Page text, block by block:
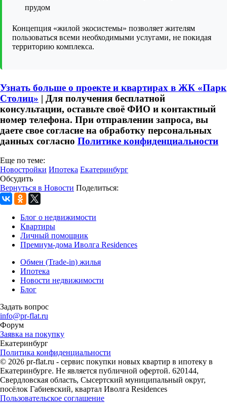
прудом
Концепция «жилой экосистемы» позволяет жителям
пользоваться всеми необходимыми услугами, не покидая
территорию комплекса.
Узнать больше о проекте и квартирах в ЖК «Парк
Столиц» | Для получения бесплатной
консультации, оставьте своё ФИО и контактный
номер телефона. При отправлении запроса, вы
даете свое согласие на обработку персональных
данных согласно Политике конфиденциальности
Еще по теме:
Новостройки Ипотека Екатеринбург
Обсудить
Вернуться в Новости Поделиться:
Блог о недвижимости
Квартиры
Личный помощник
Премиум-дома Иволга Residences
Обмен (Trade-in) жилья
Ипотека
Новости недвижимости
Блог
Задать вопрос
info@pr-flat.ru
Форум
Заявка на покупку
Екатеринбург
Политика конфиденциальности
© 2026 pr-flat.ru - сервис покупки новых квартир в ипотеку в
Екатеринбурге. Не является публичной офертой. 620144,
Свердловская область, Сысертский муниципальный округ,
посёлок Габиевский, квартал Иволга Residences
Пользовательское соглашение